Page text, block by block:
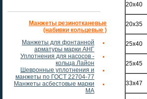
Манжеты резинотканевые
(набивки кольцевые )
Манжеты для фонтанной
арматуры марки АНГ
Уплотнения для насосов -
кольца Лайон
Шевронные уплотнения и
манжеты по ГОСТ 22704-77
Манжеты асбестовые марки
МА
20х40
20х35
25х40
25х45
33х47